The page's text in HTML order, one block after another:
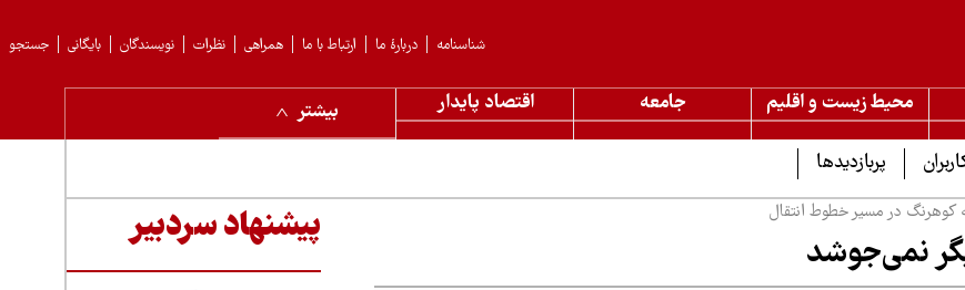
جستجو بایگانی نویسندگان نظرات همراهی ارتباط با ما دربارهٔ ما شناسنامه
محیط زیست و اقلیم جامعه اقتصاد پایدار
بیشتر
پربازدیدها
کوهرنگ در مسیر خطوط انتقال
نمی‌جوشد
پیشنهاد سردبیر